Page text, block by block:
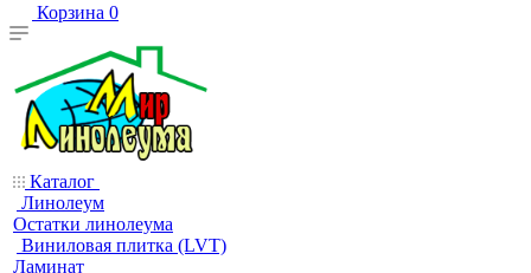
Корзина 0
Каталог
Линолеум
Остатки линолеума
Виниловая плитка (LVT)
Ламинат